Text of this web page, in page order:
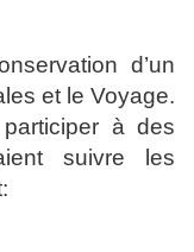
d’un
et le Voyage.
à des
suivre les